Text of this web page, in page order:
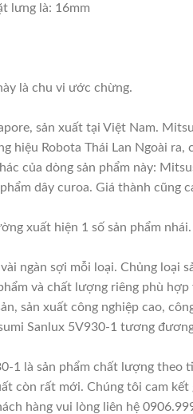
lưng là: 16mm
là chu vi ước chừng.
sản xuất tại Việt Nam.
hiệu Robota Thái Lan Ngoài
của dòng sản phẩm này:
dây curoa. Giá thành
xuất hiện 1 số sản phẩm
ngàn sợi mỗi loại. Chủng loại
và chất lượng riêng phù
sản xuất công nghiệp cao,
Sanlux 5V930-1 tương
1 là sản phẩm chất lượng theo
còn rất mới. Chúng tôi cam
hàng vui lòng liên hệ